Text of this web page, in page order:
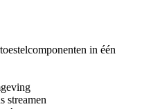
in één
streamen